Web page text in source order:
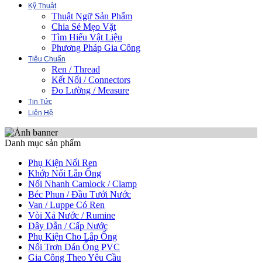
Kỹ Thuật
Thuật Ngữ Sản Phẩm
Chia Sẻ Mẹo Vặt
Tìm Hiểu Vật Liệu
Phương Pháp Gia Công
Tiêu Chuẩn
Ren / Thread
Kết Nối / Connectors
Đo Lường / Measure
Tin Tức
Liên Hệ
Danh mục sản phẩm
Phụ Kiện Nối Ren
Khớp Nối Lắp Ống
Nối Nhanh Camlock / Clamp
Béc Phun / Đầu Tưới Nước
Van / Luppe Có Ren
Vòi Xả Nước / Rumine
Dây Dẫn / Cấp Nước
Phụ Kiện Cho Lắp Ống
Nối Trơn Dán Ống PVC
Gia Công Theo Yêu Cầu